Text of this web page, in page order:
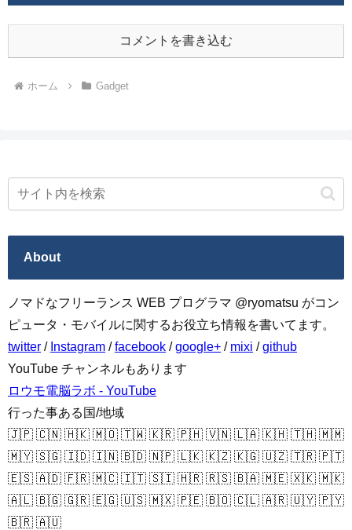
コメントを書き込む
ホーム Gadget
About
ノマドなフリーランス WEB プログラマ @ryomatsu がコン
ピュータ・モバイルに関するお役立ち情報を書いてます。
twitter / Instagram /facebook /google+ / mixi /github
YouTube チャンネルもあります
ロウモ電脳ラボ - YouTube
行った事ある国/地域
🇯🇵 🇨🇳 🇭🇰 🇲🇴 🇹🇼 🇰🇷 🇵🇭 🇻🇳 🇱🇦 🇰🇭 🇹🇭 🇲🇲
🇲🇾 🇸🇬 🇮🇩 🇮🇳 🇧🇩 🇳🇵 🇱🇰 🇰🇿 🇰🇬 🇺🇿 🇹🇷 🇵🇹
🇪🇸 🇦🇩 🇫🇷 🇲🇨 🇮🇹 🇸🇮 🇭🇷 🇷🇸 🇧🇦 🇲🇪 🇽🇰 🇲🇰
🇦🇱 🇧🇬 🇬🇷 🇪🇬 🇺🇸 🇲🇽 🇵🇪 🇧🇴 🇨🇱 🇦🇷 🇺🇾 🇵🇾
🇧🇷 🇦🇺